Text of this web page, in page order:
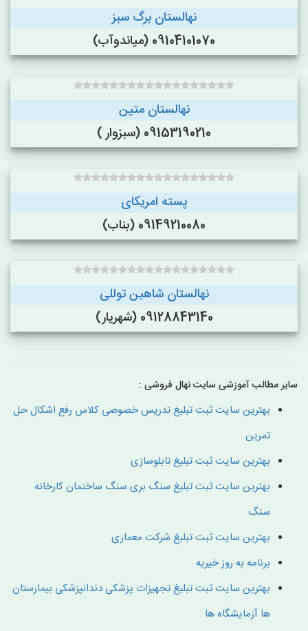
نهالستان برگ سبز
09104101070 (میاندوآب)
نهالستان متین
09153190210 (سبزوار )
پسته امریکای
09149210080 (بناب)
نهالستان شاهین توللی
09128843140 (شهریار)
سایر مطالب آموزشی سایت نهال فروشی :
بهترین سایت ثبت تبلیغ تدریس خصوصی کلاس رفع اشکال حل
تمرین
بهترین سایت ثبت تبلیغ تابلوسازی
بهترین سایت ثبت تبلیغ سنگ بری سنگ ساختمان کارخانه
سنگ
بهترین سایت ثبت تبلیغ شرکت معماری
برنامه به روز خیریه
بهترین سایت ثبت تبلیغ تجهیزات پزشکی دندانپزشکی بیمارستان
ها آزمایشگاه ها